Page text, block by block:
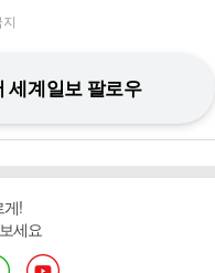
세계일보 팔로우
!
세요